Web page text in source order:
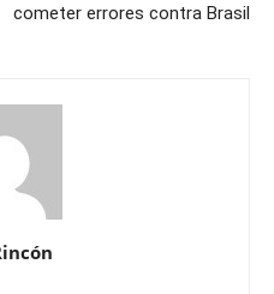
cometer errores contra Brasil